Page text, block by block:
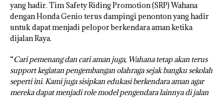
yang hadir. Tim Safety Riding Promotion (SRP) Wahana
dengan Honda Genio terus dampingi penonton yang hadir
untuk dapat menjadi pelopor berkendara aman ketika
dijalan Raya.
“Cari pemenang dan cari aman juga, Wahana tetap akan terus
support kegiatan pengembangan olahraga sejak bangku sekolah
seperti ini. Kami juga sisipkan edukasi berkendara aman agar
mereka dapat menjadi role model pengendara lainnya di jalan